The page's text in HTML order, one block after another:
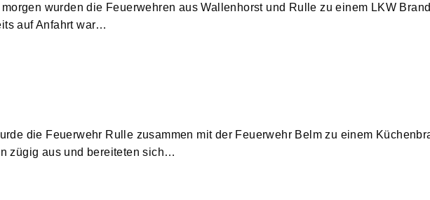
wurden die Feuerwehren aus Wallenhorst und Rulle zu einem LKW
auf Anfahrt war…
die Feuerwehr Rulle zusammen mit der Feuerwehr Belm zu einem
zügig aus und bereiteten sich…